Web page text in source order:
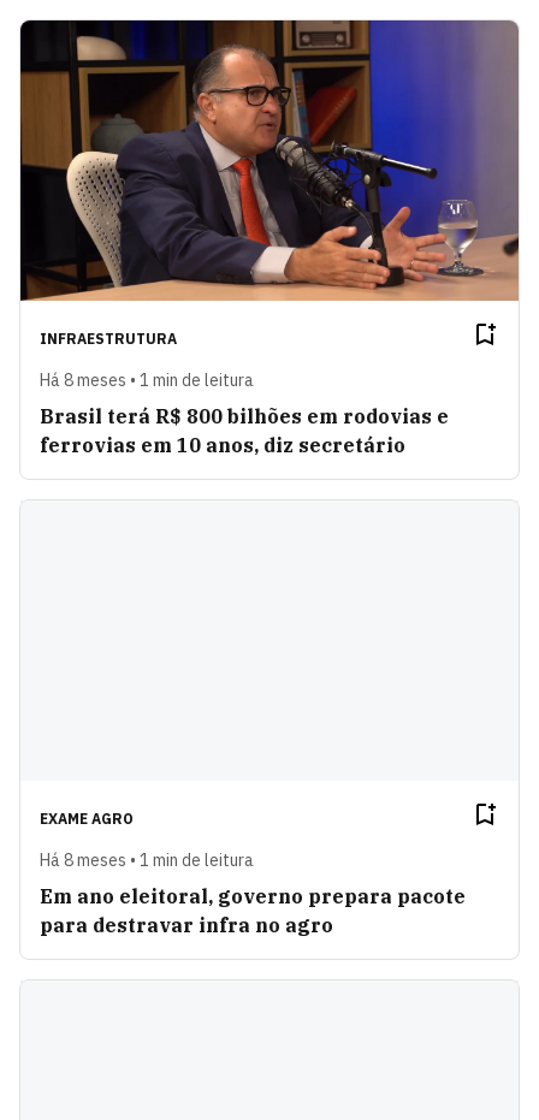
INFRAESTRUTURA
Há 8 meses • 1 min de leitura
Brasil terá R$ 800 bilhões em rodovias e
ferrovias em 10 anos, diz secretário
EXAME AGRO
Há 8 meses • 1 min de leitura
Em ano eleitoral, governo prepara pacote
para destravar infra no agro